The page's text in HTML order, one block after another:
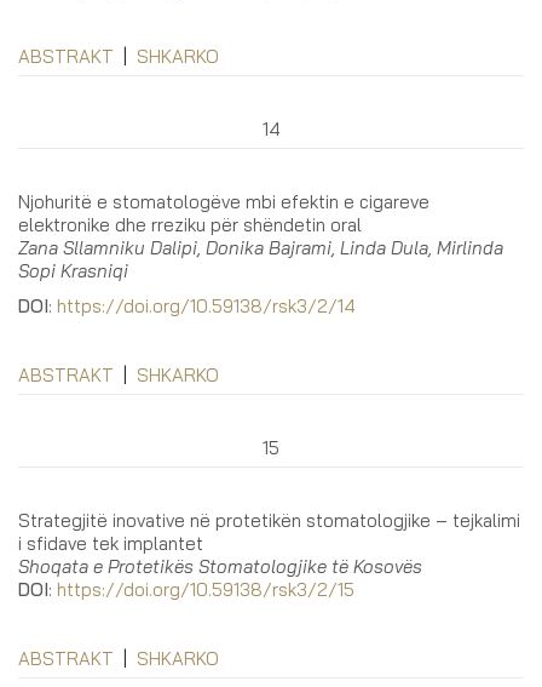
ABSTRAKT SHKARKO
14
Njohuritë e stomatologëve mbi efektin e cigareve
elektronike dhe rreziku për shëndetin oral
Zana Sllamniku Dalipi, Donika Bajrami, Linda Dula, Mirlinda
Sopi Krasniqi
DOI: https://doi.org/10.59138/rsk3/2/14
ABSTRAKT SHKARKO
15
Strategjitë inovative në protetikën stomatologjike – tejkalimi
i sfidave tek implantet
Shoqata e Protetikës Stomatologjike të Kosovës
DOI: https://doi.org/10.59138/rsk3/2/15
ABSTRAKT SHKARKO